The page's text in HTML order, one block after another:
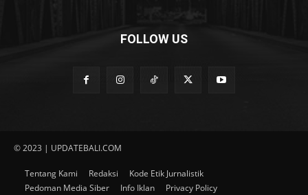
FOLLOW US
© 2023 | UPDATEBALI.COM
Tentang Kami Redaksi
Kode Etik Jurnalistik
Pedoman Media Siber
Info Iklan Privacy Policy